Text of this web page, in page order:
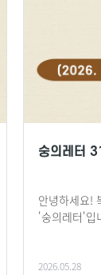
숭의레터
안녕하세요!
'숭의레터'입
2026.05.28